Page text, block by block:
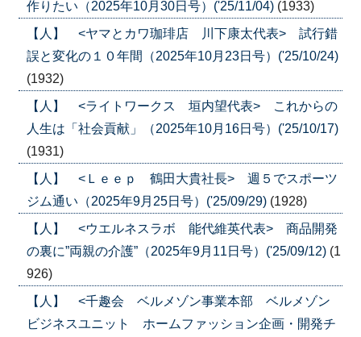
作りたい（2025年10月30日号）('25/11/04) (1933)
【人】 <ヤマとカワ珈琲店 川下康太代表> 試行錯
誤と変化の１０年間（2025年10月23日号）('25/10/24)
(1932)
【人】 <ライトワークス 垣内望代表> これからの
人生は「社会貢献」（2025年10月16日号）('25/10/17)
(1931)
【人】 <Ｌｅｅｐ 鶴田大貴社長> 週５でスポーツ
ジム通い（2025年9月25日号）('25/09/29) (1928)
【人】 <ウエルネスラボ 能代維英代表> 商品開発
の裏に”両親の介護”（2025年9月11日号）('25/09/12) (1
926)
【人】 <千趣会 ベルメゾン事業本部 ベルメゾン
ビジネスユニット ホームファッション企画・開発チ